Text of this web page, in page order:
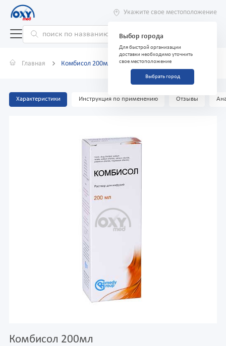
Укажите свое местоположение
Выбор города
Для быстрой организации
доставки необходимо уточнить
свое местоположение
Выбрать город
Главная Комбисол 200мл
Характеристики Инструкция по применению Отзывы
Комбисол 200мл